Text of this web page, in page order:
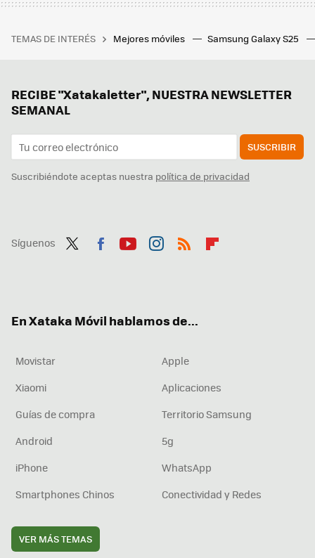
TEMAS DE INTERÉS Mejores móviles Samsung Galaxy S25
RECIBE "Xatakaletter", NUESTRA NEWSLETTER
SEMANAL
SUSCRIBIR
Suscribiéndote aceptas nuestra política de privacidad
Síguenos
En Xataka Móvil hablamos de...
Movistar
Apple
Xiaomi
Aplicaciones
Guías de compra
Territorio Samsung
Android
5g
iPhone
WhatsApp
Smartphones Chinos
Conectividad y Redes
VER MÁS TEMAS